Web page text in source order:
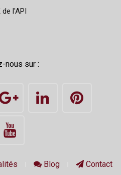
l'API
nous sur :
Blog Contact